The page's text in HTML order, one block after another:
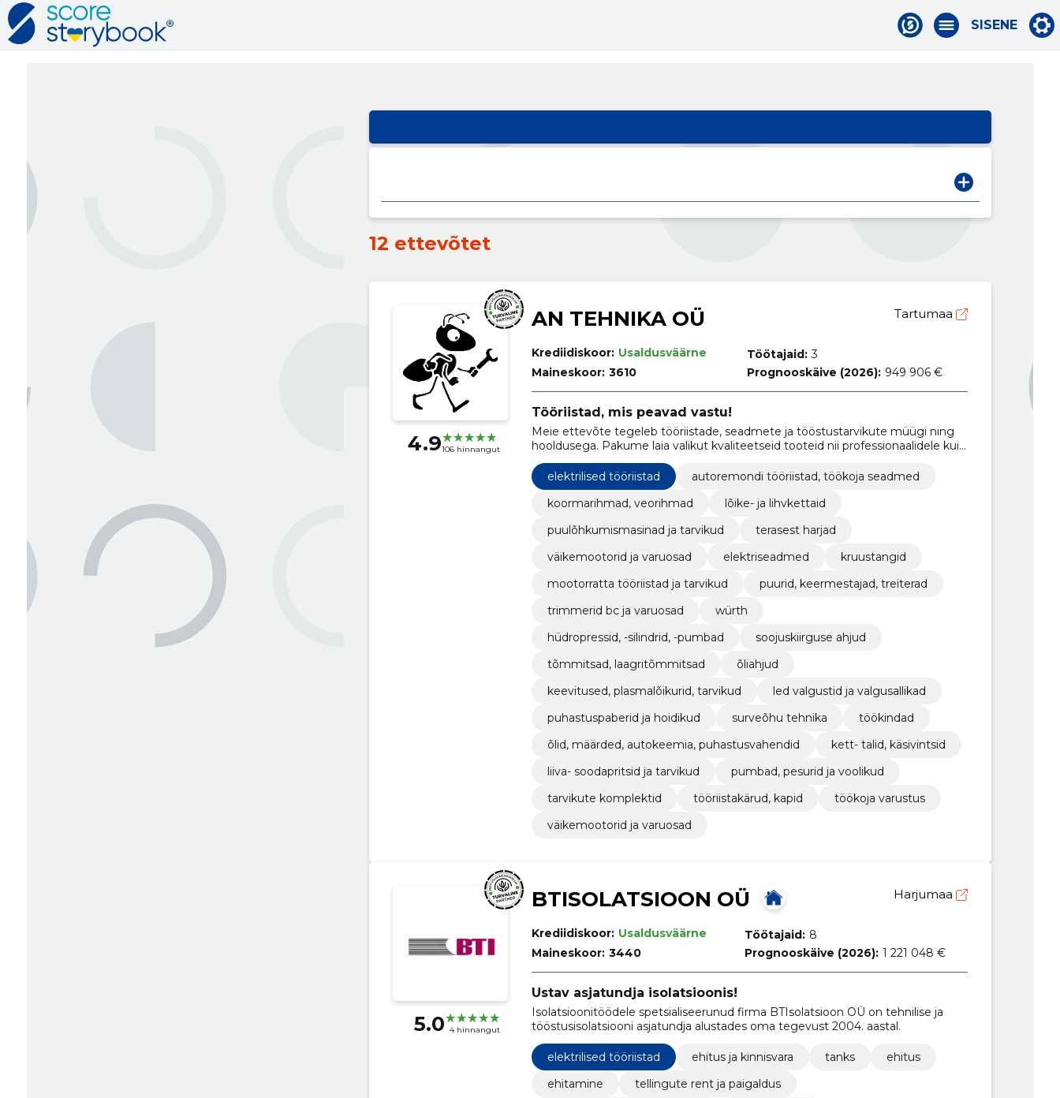
SISENE
12 ettevõtet
4.9106 hinnangut
AN TEHNIKA OÜ Tartumaa
Krediidiskoor: Usaldusväärne
Maineskoor: 3610
Töötajaid: 3
Prognooskäive (2026): 949 906 €
Tööriistad, mis peavad vastu!
Meie ettevõte tegeleb tööriistade, seadmete ja tööstustarvikute müügi ning
hooldusega. Pakume laia valikut kvaliteetseid tooteid nii professionaalidele kui
ka hobikasutajatele.
elektrilised tööriistad
autoremondi tööriistad, töökoja seadmed
koormarihmad, veorihmad
lõike- ja lihvkettaid
puulõhkumismasinad ja tarvikud
terasest harjad
väikemootorid ja varuosad
elektriseadmed
kruustangid
mootorratta tööriistad ja tarvikud
puurid, keermestajad, treiterad
trimmerid bc ja varuosad
würth
hüdropressid, -silindrid, -pumbad
soojuskiirguse ahjud
tõmmitsad, laagritõmmitsad
õliahjud
keevitused, plasmalõikurid, tarvikud
led valgustid ja valgusallikad
puhastuspaberid ja hoidikud
surveõhu tehnika
töökindad
õlid, määrded, autokeemia, puhastusvahendid
kett- talid, käsivintsid
liiva- soodapritsid ja tarvikud
pumbad, pesurid ja voolikud
tarvikute komplektid
tööriistakärud, kapid
töökoja varustus
väikemootorid ja varuosad
5.0 4 hinnangut
BTISOLATSIOON OÜ Harjumaa
Krediidiskoor: Usaldusväärne
Maineskoor: 3440
Töötajaid: 8
Prognooskäive (2026): 1 221 048 €
Ustav asjatundja isolatsioonis!
Isolatsioonitöödele spetsialiseerunud firma BTIsolatsioon OÜ on tehnilise ja
tööstusisolatsiooni asjatundja alustades oma tegevust 2004. aastal.
elektrilised tööriistad ehitus ja kinnisvara tanks
ehitus
ehitamine
tellingute rent ja paigaldus